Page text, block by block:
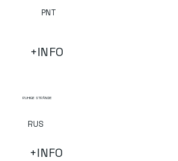
PNT
+INFO
RUHIGE STRÄNDE
RUS
+INFO